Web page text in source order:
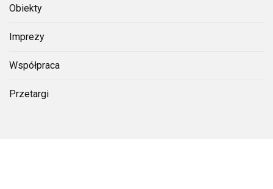
Obiekty
Imprezy
Współpraca
Przetargi